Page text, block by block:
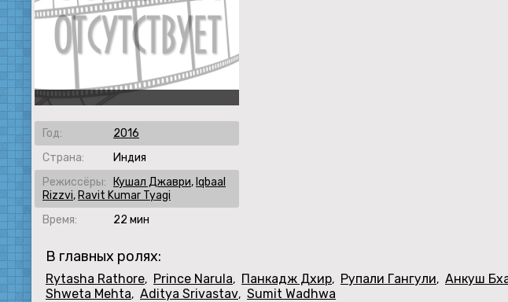
Год:
2016
Страна:
Индия
Режиссёры:
Кушал Джаври, Iqbaal
Rizzvi, Ravit Kumar Tyagi
Время:
22 мин
В главных ролях:
Rytasha Rathore, Prince Narula, Панкадж Дхир, Рупали Гангули, Анкуш
Shweta Mehta, Aditya Srivastav, Sumit Wadhwa